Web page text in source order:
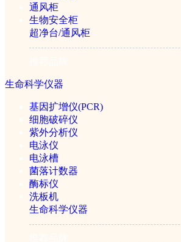
通风柜
生物安全柜
超净台/通风柜
生命科学仪器
基因扩增仪(PCR)
细胞破碎仪
紫外分析仪
电泳仪
电泳槽
菌落计数器
酶标仪
洗板机
生命科学仪器
￥533800元